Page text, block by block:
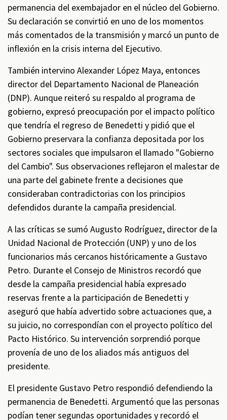
permanencia del exembajador en el núcleo del Gobierno.
Su declaración se convirtió en uno de los momentos
más comentados de la transmisión y marcó un punto de
inflexión en la crisis interna del Ejecutivo.
También intervino Alexander López Maya, entonces
director del Departamento Nacional de Planeación
(DNP). Aunque reiteró su respaldo al programa de
gobierno, expresó preocupación por el impacto político
que tendría el regreso de Benedetti y pidió que el
Gobierno preservara la confianza depositada por los
sectores sociales que impulsaron el llamado "Gobierno
del Cambio". Sus observaciones reflejaron el malestar de
una parte del gabinete frente a decisiones que
consideraban contradictorias con los principios
defendidos durante la campaña presidencial.
A las críticas se sumó Augusto Rodríguez, director de la
Unidad Nacional de Protección (UNP) y uno de los
funcionarios más cercanos históricamente a Gustavo
Petro. Durante el Consejo de Ministros recordó que
desde la campaña presidencial había expresado
reservas frente a la participación de Benedetti y
aseguró que había advertido sobre actuaciones que, a
su juicio, no correspondían con el proyecto político del
Pacto Histórico. Su intervención sorprendió porque
provenía de uno de los aliados más antiguos del
presidente.
El presidente Gustavo Petro respondió defendiendo la
permanencia de Benedetti. Argumentó que las personas
podían tener segundas oportunidades y recordó el